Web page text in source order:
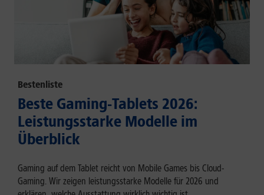
Bestenliste
Beste Gaming-Tablets 2026:
Leistungsstarke Modelle im
Überblick
Gaming auf dem Tablet reicht von Mobile Games bis Cloud-
Gaming. Wir zeigen leistungsstarke Modelle für 2026 und